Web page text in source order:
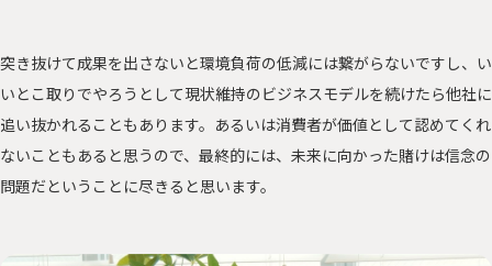
突き抜けて成果を出さないと環境負荷の低減には繋がらないですし、い
いとこ取りでやろうとして現状維持のビジネスモデルを続けたら他社に
追い抜かれることもあります。あるいは消費者が価値として認めてくれ
ないこともあると思うので、最終的には、未来に向かった賭けは信念の
問題だということに尽きると思います。